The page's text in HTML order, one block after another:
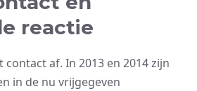
reactie
contact af. In 2013 en 2014 zijn
in de nu vrijgegeven